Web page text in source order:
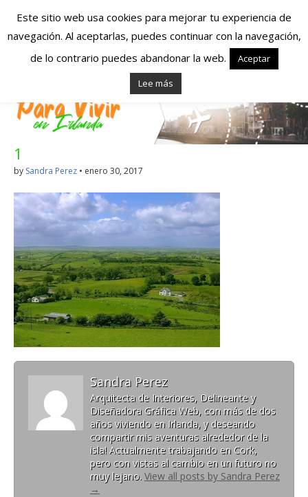
Españoles en
Irlanda – Vivir en
Irlanda – Trabajo
en Irlanda –
Alojamiento en
Irlanda
Blog dedicado a los que viven, estudian y trabajan en
Irlanda!
1
by Sandra Perez • enero 30, 2017
Sandra Perez
Arquitecta de Interiores, Delineante y
Diseñadora Gráfica Web, con más de dos
años viviendo en Irlanda, y deseando
compartir mis aventuras alrededor de la
isla! Actualmente trabajando en Cork,
pero con vistas al cambio en un futuro no
muy lejano. View all posts by Sandra Perez
→
Este sitio web usa cookies para mejorar tu experiencia de
navegación. Al aceptarlas, puedes continuar con la navegación,
de lo contrario puedes abandonar la web.
Aceptar
Lee más